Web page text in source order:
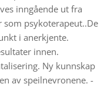
inngående ut fra
psykoterapeut..De
i anerkjente.
innen.
Ny kunnskap
av speilnevronene. -